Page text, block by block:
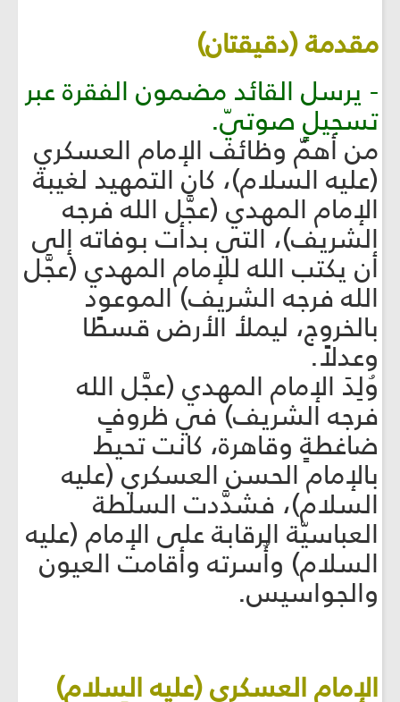
مقدمة (دقيقتان)
- يرسل القائد مضمون الفقرة عبر
تسجيلٍ صوتيّ.
من أهمّ وظائف الإمام العسكري
(عليه السلام)، كان التمهيد لغيبة
الإمام المهدي (عجَّل الله فرجه
الشريف)، التي بدأت بوفاته إلى
أن يكتب الله للإمام المهدي (عجَّل
الله فرجه الشريف) الموعود
بالخروج، ليملأ الأرض قسطًا
وعدلاً.
وُلِدَ الإمام المهدي (عجَّل الله
فرجه الشريف) في ظروفٍ
ضاغطةٍ وقاهرة، كانت تحيط
بالإمام الحسن العسكري (عليه
السلام)، فشدَّدت السلطة
العباسيّة الرقابة على الإمام (عليه
السلام) وأُسرته وأقامت العيون
والجواسيس.
الإمام العسكري (عليه السلام)